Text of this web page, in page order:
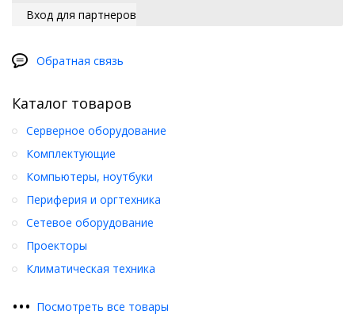
Вход для партнеров
Обратная связь
Каталог товаров
Серверное оборудование
Комплектующие
Компьютеры, ноутбуки
Периферия и оргтехника
Сетевое оборудование
Проекторы
Климатическая техника
••• Посмотреть все товары